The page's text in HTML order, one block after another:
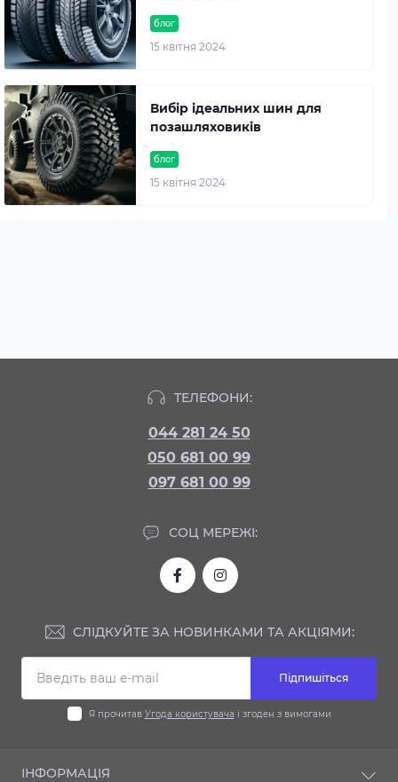
блог
15 квітня 2024
блог
15 квітня 2024
Вибір ідеальних шин для
позашляховиків
ТЕЛЕФОНИ:
044 281 24 50
050 681 00 99
097 681 00 99
СОЦ МЕРЕЖІ:
СЛІДКУЙТЕ ЗА НОВИНКАМИ ТА АКЦІЯМИ:
Підпишіться
Я прочитав Угода користувача і згоден з вимогами
ІНФОРМАЦІЯ